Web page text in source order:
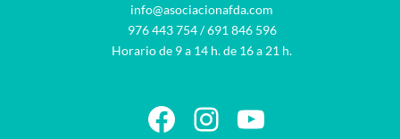
info@asociacionafda.com
976 443 754/691 846 596
Horario de 9 a 14 h. de 16 a 21 h.
Facebook
Instagram
YouTube